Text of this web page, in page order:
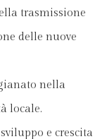
trasmissione
delle nuove
nella
locale.
e crescita